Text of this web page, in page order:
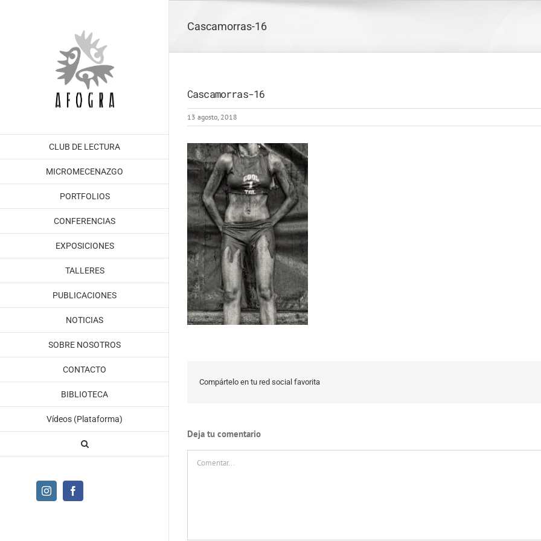
CLUB DE LECTURA
MICROMECENAZGO
PORTFOLIOS
CONFERENCIAS
EXPOSICIONES
TALLERES
PUBLICACIONES
NOTICIAS
SOBRE NOSOTROS
CONTACTO
BIBLIOTECA
Vídeos (Plataforma)
Instagram
Cascamorras-16
Cascamorras-16
13 agosto, 2018
Compártelo en tu red social favorita
Deja tu comentario